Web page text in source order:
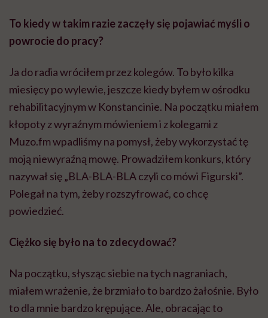
To kiedy w takim razie zaczęły się pojawiać myśli o
powrocie do pracy?
Ja do radia wróciłem przez kolegów. To było kilka
miesięcy po wylewie, jeszcze kiedy byłem w ośrodku
rehabilitacyjnym w Konstancinie. Na początku miałem
kłopoty z wyraźnym mówieniem i z kolegami z
Muzo.fm wpadliśmy na pomysł, żeby wykorzystać tę
moją niewyraźną mowę. Prowadziłem konkurs, który
nazywał się „BLA-BLA-BLA czyli co mówi Figurski”.
Polegał na tym, żeby rozszyfrować, co chcę
powiedzieć.
Ciężko się było na to zdecydować?
Na początku, słysząc siebie na tych nagraniach,
miałem wrażenie, że brzmiało to bardzo żałośnie. Było
to dla mnie bardzo krępujące. Ale, obracając to